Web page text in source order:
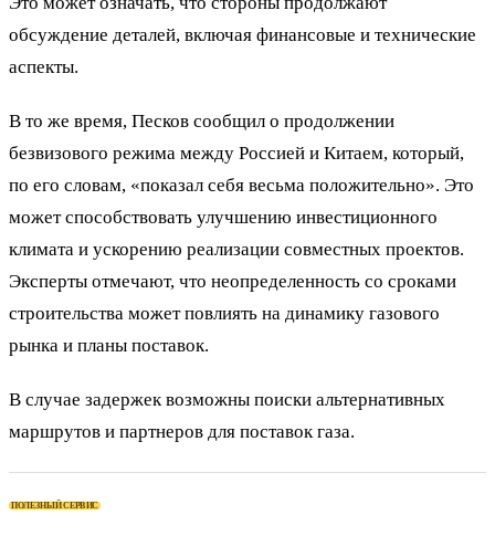
обсуждение деталей, включая финансовые и технические
аспекты.
В то же время, Песков сообщил о продолжении
безвизового режима между Россией и Китаем, который,
по его словам, «показал себя весьма положительно». Это
может способствовать улучшению инвестиционного
климата и ускорению реализации совместных проектов.
Эксперты отмечают, что неопределенность со сроками
строительства может повлиять на динамику газового
рынка и планы поставок.
В случае задержек возможны поиски альтернативных
маршрутов и партнеров для поставок газа.
ПОЛЕЗНЫЙ СЕРВИС